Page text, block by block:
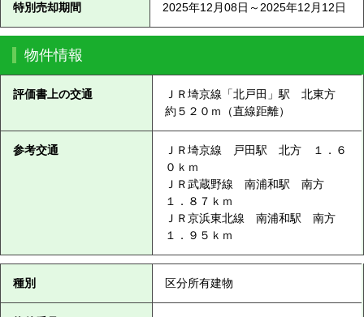
特別売却期間 2025年12月08日～2025年12月12日
物件情報
評価書上の交通
ＪＲ埼京線「北戸田」駅 北東方
約５２０ｍ（直線距離）
参考交通
ＪＲ埼京線 戸田駅 北方 １．６
０ｋｍ
ＪＲ武蔵野線 南浦和駅 南方
１．８７ｋｍ
ＪＲ京浜東北線 南浦和駅 南方
１．９５ｋｍ
種別 区分所有建物